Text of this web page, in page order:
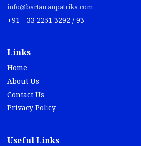
info@bartamanpatrika.com
+91 - 33 2251 3292 / 93
Links
Home
About Us
Contact Us
Privacy Policy
Useful Links